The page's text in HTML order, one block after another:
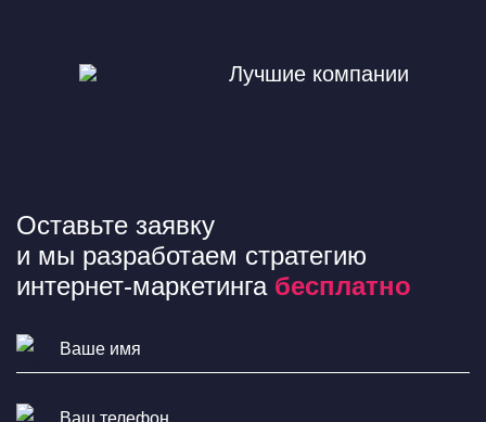
Лучшие компании
Оставьте заявку
и мы разработаем стратегию
интернет-маркетинга бесплатно